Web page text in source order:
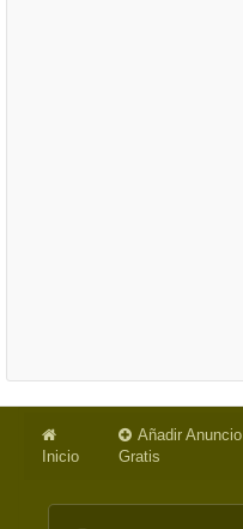
Inicio
Añadir Anuncio
Gratis